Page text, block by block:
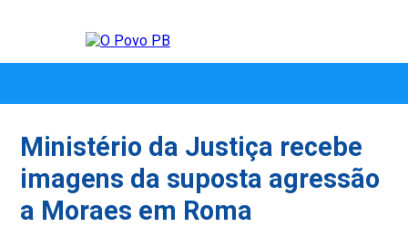
Ministério da Justiça recebe
imagens da suposta agressão
a Moraes em Roma